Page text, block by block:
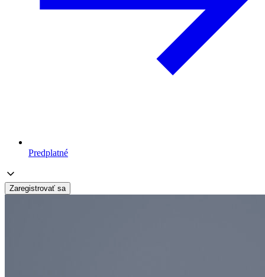
Predplatné
Zaregistrovať sa